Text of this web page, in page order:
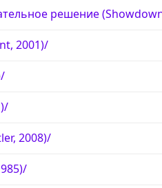
решение
2001)/
2008)/